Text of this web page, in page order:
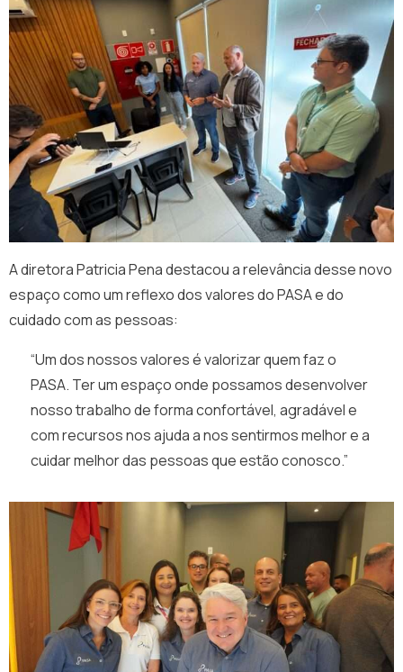
A diretora Patricia Pena destacou a relevância desse novo
espaço como um reflexo dos valores do PASA e do
cuidado com as pessoas:
“Um dos nossos valores é valorizar quem faz o
PASA. Ter um espaço onde possamos desenvolver
nosso trabalho de forma confortável, agradável e
com recursos nos ajuda a nos sentirmos melhor e a
cuidar melhor das pessoas que estão conosco.”